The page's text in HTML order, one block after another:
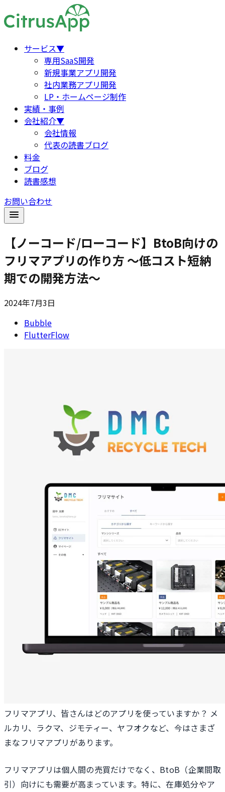
サービス▼
専用SaaS開発
新規事業アプリ開発
社内業務アプリ開発
LP・ホームページ制作
実績・事例
会社紹介▼
会社情報
代表の読書ブログ
料金
ブログ
読書感想
お問い合わせ
【ノーコード/ローコード】BtoB向けの
フリマアプリの作り方 〜低コスト短納
期での開発方法〜
2024年7月3日
Bubble
FlutterFlow
フリマアプリ、皆さんはどのアプリを使っていますか？ メ
ルカリ、ラクマ、ジモティー、ヤフオクなど、今はさまざ
まなフリマアプリがあります。
フリマアプリは個人間の売買だけでなく、BtoB（企業間取
引）向けにも需要が高まっています。特に、在庫処分やア